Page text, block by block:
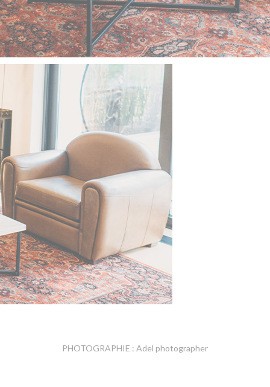
PHOTOGRAPHIE : Adel photographer